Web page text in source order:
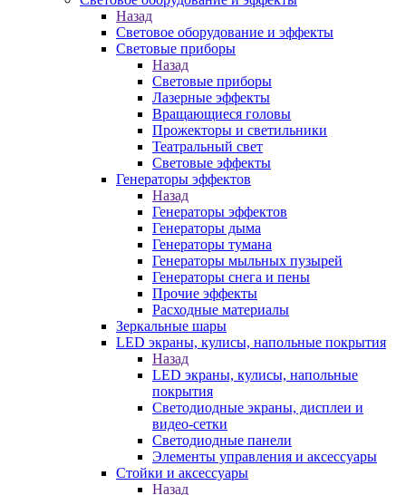
Назад
Световое оборудование и эффекты
Световые приборы
Назад
Световые приборы
Лазерные эффекты
Вращающиеся головы
Прожекторы и светильники
Театральный свет
Световые эффекты
Генераторы эффектов
Назад
Генераторы эффектов
Генераторы дыма
Генераторы тумана
Генераторы мыльных пузырей
Генераторы снега и пены
Прочие эффекты
Расходные материалы
Зеркальные шары
LED экраны, кулисы, напольные покрытия
Назад
LED экраны, кулисы, напольные
покрытия
Светодиодные экраны, дисплеи и
видео-сетки
Светодиодные панели
Элементы управления и аксессуары
Стойки и аксессуары
Назад